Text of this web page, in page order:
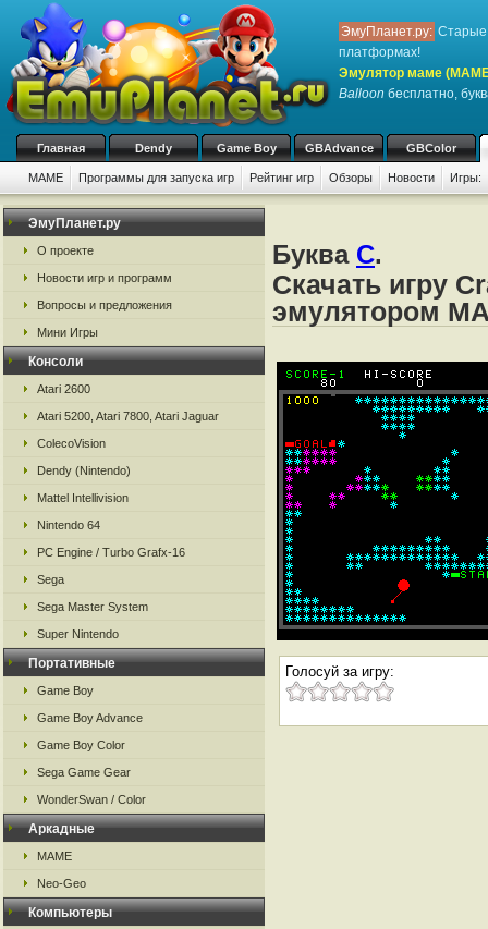
ЭмуПланет.ру: Старые
платформах!
Эмулятор маме
Balloon бесплатно,
Главная Dendy Game Boy GBAdvance GBColor
MAME Программы для запуска игр Рейтинг игр Обзоры Новости Игры:
ЭмуПланет.ру
О проекте
Новости игр и программ
Вопросы и предложения
Мини Игры
Консоли
Atari 2600
Atari 5200, Atari 7800, Atari Jaguar
ColecoVision
Dendy (Nintendo)
Mattel Intellivision
Nintendo 64
PC Engine / Turbo Grafx-16
Sega
Sega Master System
Super Nintendo
Портативные
Game Boy
Game Boy Advance
Game Boy Color
Sega Game Gear
WonderSwan / Color
Аркадные
MAME
Neo-Geo
Компьютеры
Буква C.
Скачать игру
эмулятором
Голосуй за игру: